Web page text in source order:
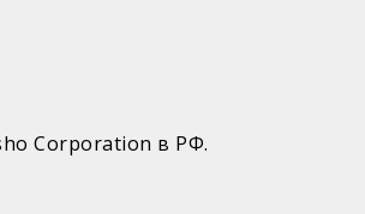
Corporation в РФ.